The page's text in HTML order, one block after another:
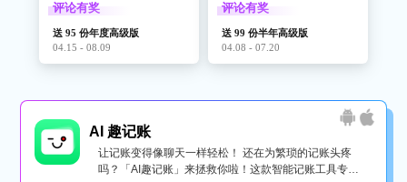
评论有奖
送 95 份年度高级版
04.15 - 08.09
评论有奖
送 99 份半年高级版
04.08 - 07.20
AI 趣记账
让记账变得像聊天一样轻松！ 还在为繁琐的记账头疼
吗？「AI趣记账」来拯救你啦！这款智能记账工具专为